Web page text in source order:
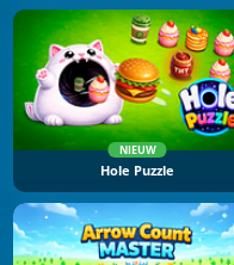
NIEUW
Hole Puzzle